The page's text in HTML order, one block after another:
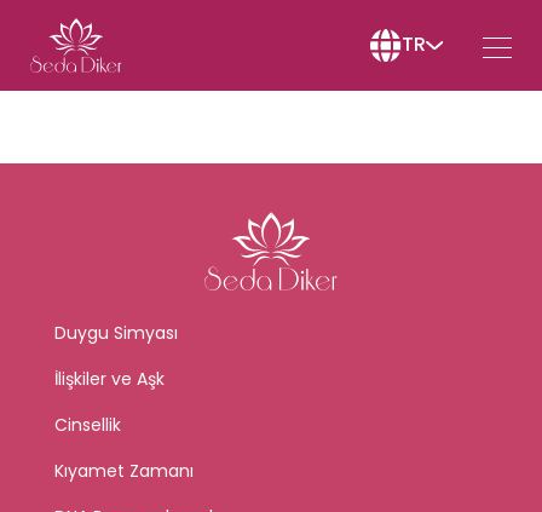
TR
Duygu Simyası
İlişkiler ve Aşk
Cinsellik
Kıyamet Zamanı